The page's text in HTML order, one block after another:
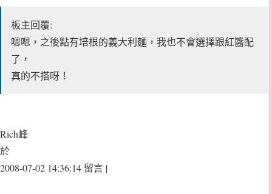
板主回覆:
嗯嗯，之後點有培根的義大利麵，我也不會選擇跟紅醬配
了，
真的不搭呀！
Rich峰
於
2008-07-02 14:36:14 留言 |